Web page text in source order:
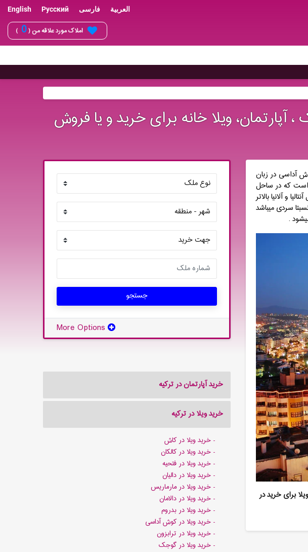
English Русский فارسی العربية
املاک مورد علاقه من (0
)
ویلا خانه برای خرید و یا فروش
جستجو
خرید آپارتمان در ترکیه
خرید ویلا در ترکیه
خرید ویلا در کاش
خرید ویلا در کالکان
خرید ویلا در فتحیه
خرید ویلا در دالیان
خرید ویلا در مارماریس
خرید ویلا در دالامان
خرید ویلا در بدروم
خرید ویلا در کوش آداسی
خرید ویلا در ترابزون
خرید ویلا در گوجک
آداسی در زبان
است که در ساحل
و آلانیا بالاتر
سردی میباشد
.
برای خرید در